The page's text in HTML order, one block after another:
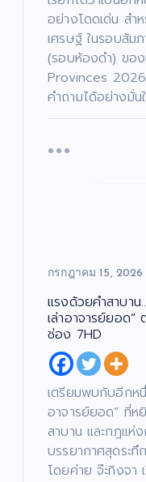
อย่างโดดเด่น สำ
เศรษฐ์ ในรอบสั
(รอบห้องดำ) ขอ
Provinces
คำถามได้อย่างมั่
กรกฎาคม 15, 2026
แรงด้วยคำสาบาน
เล่าอาจารย์ยอด”
ช่อง 7HD
เตรียมพบกับอีกหนึ่
อาจารย์ยอด” ที่ห
สาบาน และกฎแห่
บรรยากาศสุดระทึ
โดยค่าย จ๊ะทิงจา